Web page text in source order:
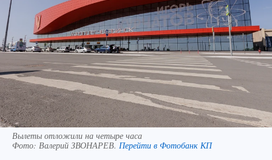
Вылеты отложили на четыре часа
Фото: Валерий ЗВОНАРЕВ. Перейти в Фотобанк КП